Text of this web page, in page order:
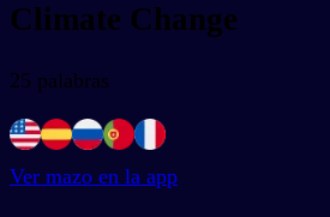
Climate Change
25 palabras
Ver mazo en la app